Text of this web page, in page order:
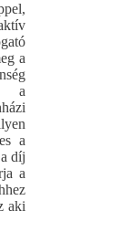
a
a
a
díj
a
aki